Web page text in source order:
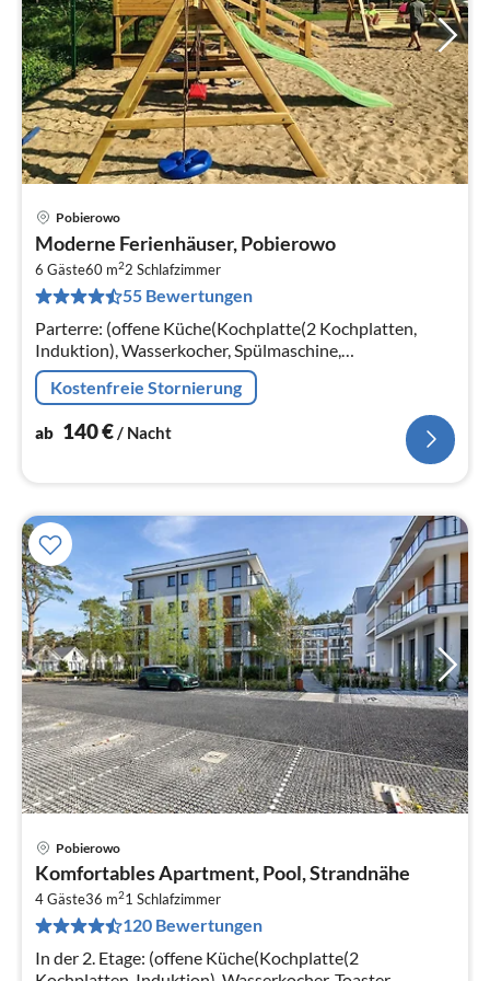
Pobierowo
Moderne Ferienhäuser, Pobierowo
6 Gäste60 m22 Schlafzimmer
55 Bewertungen
Parterre: (offene Küche(Kochplatte(2 Kochplatten,
Induktion), Wasserkocher, Spülmaschine,
Kühl-/Gefrierkombination),
Wohn/Esszimmer(Doppelschlafcouch, TV(Flatscreen)
Kostenfreie Stornierung
ab 140€/ Nacht
Pobierowo
Komfortables Apartment, Pool, Strandnähe
4 Gäste36 m21 Schlafzimmer
120 Bewertungen
In der 2. Etage: (offene Küche(Kochplatte(2